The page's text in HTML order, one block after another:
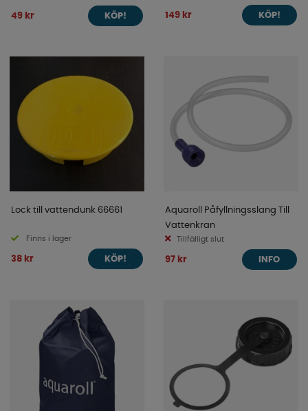
49 kr KÖP! 149 kr KÖP!
Lock till vattendunk 66661
Finns i lager
38 kr KÖP!
Aquaroll Påfyllningsslang Till
Vattenkran
Tillfälligt slut
97 kr INFO